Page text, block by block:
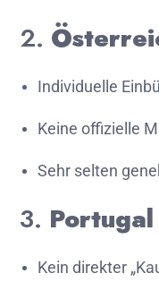
2.
Individuelle
Keine offizielle
Sehr selten
3. Portugal
Kein direkter „